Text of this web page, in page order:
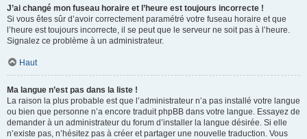
J’ai changé mon fuseau horaire et l’heure est toujours incorrecte !
Si vous êtes sûr d’avoir correctement paramétré votre fuseau horaire et que
l’heure est toujours incorrecte, il se peut que le serveur ne soit pas à l’heure.
Signalez ce problème à un administrateur.
Haut
Ma langue n’est pas dans la liste !
La raison la plus probable est que l’administrateur n’a pas installé votre langue
ou bien que personne n’a encore traduit phpBB dans votre langue. Essayez de
demander à un administrateur du forum d’installer la langue désirée. Si elle
n’existe pas, n’hésitez pas à créer et partager une nouvelle traduction. Vous